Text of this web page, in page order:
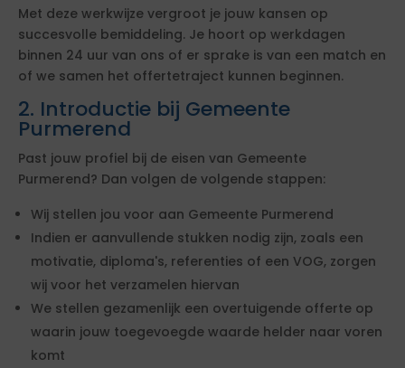
Met deze werkwijze vergroot je jouw kansen op
succesvolle bemiddeling. Je hoort op werkdagen
binnen 24 uur van ons of er sprake is van een match en
of we samen het offertetraject kunnen beginnen.
2. Introductie bij Gemeente
Purmerend
Past jouw profiel bij de eisen van Gemeente
Purmerend? Dan volgen de volgende stappen:
Wij stellen jou voor aan Gemeente Purmerend
Indien er aanvullende stukken nodig zijn, zoals een
motivatie, diploma's, referenties of een VOG, zorgen
wij voor het verzamelen hiervan
We stellen gezamenlijk een overtuigende offerte op
waarin jouw toegevoegde waarde helder naar voren
komt